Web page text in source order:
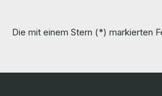
Die mit einem Stern (*) markierten